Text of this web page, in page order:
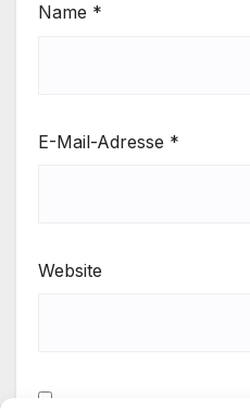
Name *
E-Mail-Adresse *
Website